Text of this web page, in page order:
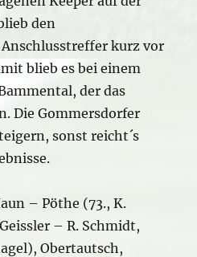
den
kurz vor
blieb es bei einem
der das
Die Gommersdorfer
sonst reicht´s
– Pöthe (73., K.
– R. Schmidt,
Obertautsch,